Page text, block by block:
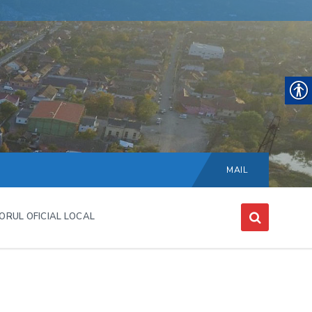
Choose
language:
MAIL
OFICIAL LOCAL